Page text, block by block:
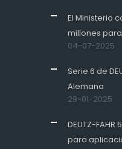
El Ministerio
millones
04-07-2025
Serie 6 de
Alemana
29-01-2025
DEUTZ-
para